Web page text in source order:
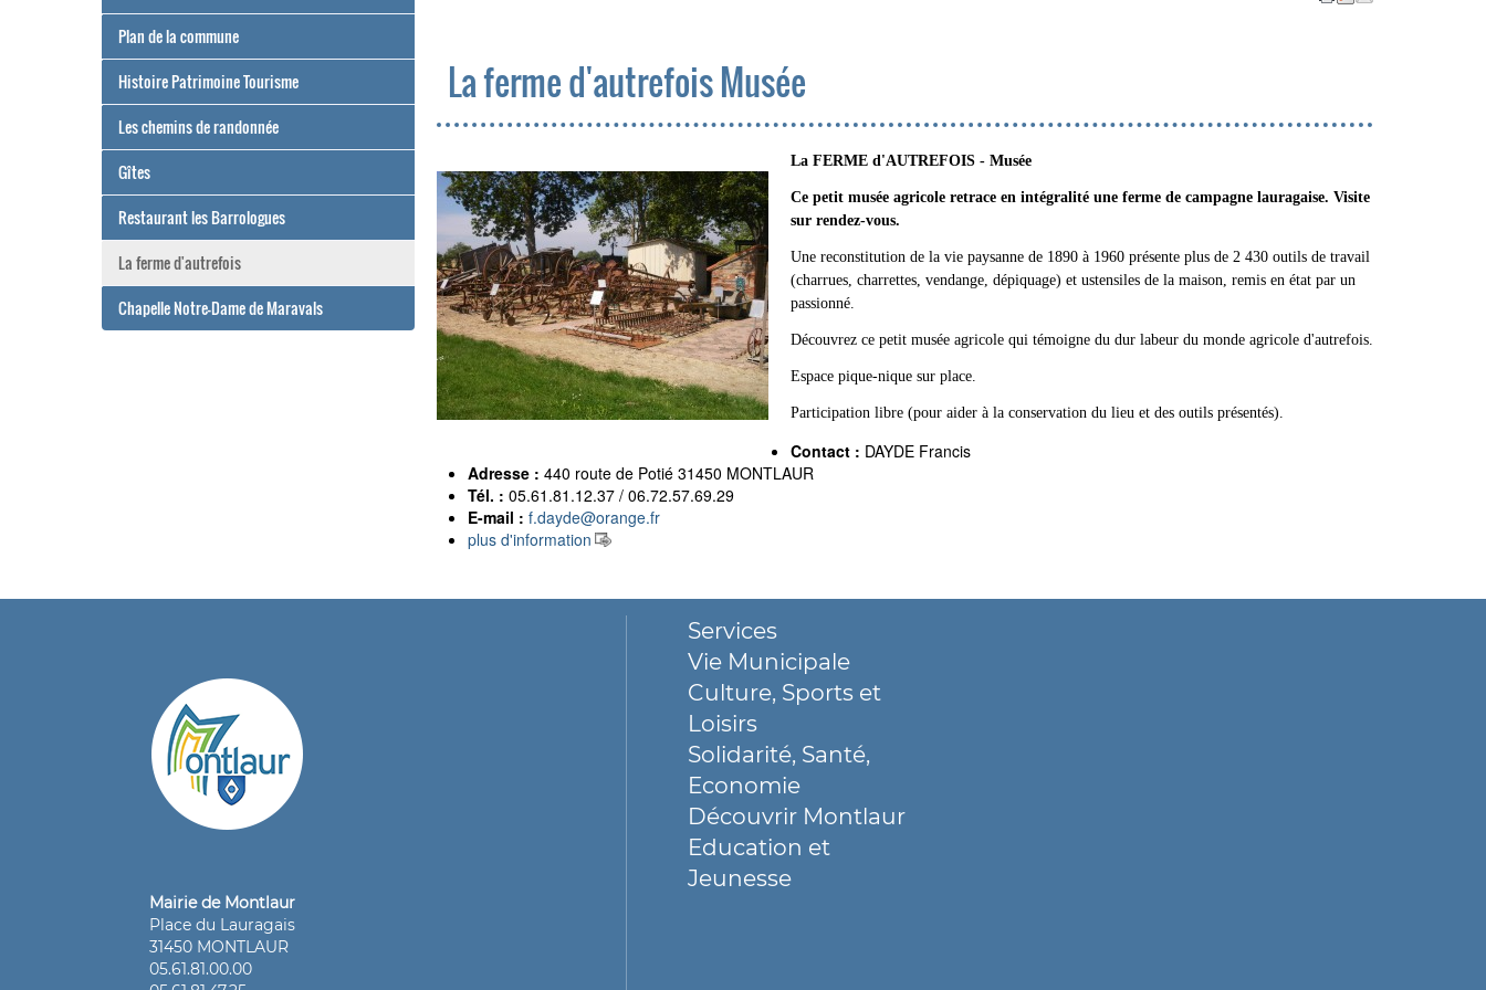
La ferme d'autrefois Musée
La FERME d'AUTREFOIS - Musée
Ce petit musée agricole retrace en intégralité une ferme de campagne lauragaise. Visite
sur rendez-vous.
Une reconstitution de la vie paysanne de 1890 à 1960 présente plus de 2 430 outils de travail
(charrues, charrettes, vendange, dépiquage) et ustensiles de la maison, remis en état par un
passionné.
Découvrez ce petit musée agricole qui témoigne du dur labeur du monde agricole d'autrefois.
Espace pique-nique sur place.
Participation libre (pour aider à la conservation du lieu et des outils présentés).
Contact : DAYDE Francis
Adresse : 440 route de Potié 31450 MONTLAUR
Tél. : 05.61.81.12.37 / 06.72.57.69.29
E-mail : f.dayde@orange.fr
plus d'information
Plan de la commune
Histoire Patrimoine Tourisme
Les chemins de randonnée
Gîtes
Restaurant les Barrologues
La ferme d'autrefois
Chapelle Notre-Dame de Maravals
Mairie de Montlaur
Place du Lauragais
31450 MONTLAUR
05.61.81.00.00
Services
Vie Municipale
Culture, Sports et
Loisirs
Solidarité, Santé,
Economie
Découvrir Montlaur
Education et
Jeunesse